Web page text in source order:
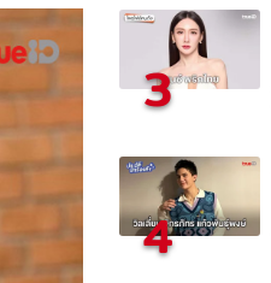
3
4